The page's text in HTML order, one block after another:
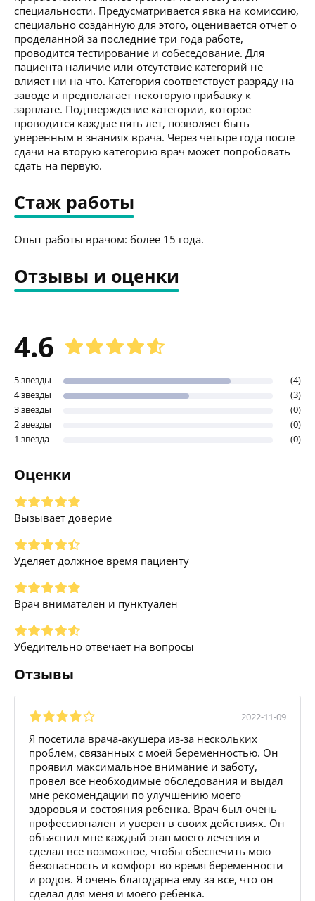
специальности. Предусматривается явка на комиссию,
специально созданную для этого, оценивается отчет о
проделанной за последние три года работе,
проводится тестирование и собеседование. Для
пациента наличие или отсутствие категорий не
влияет ни на что. Категория соответствует разряду на
заводе и предполагает некоторую прибавку к
зарплате. Подтверждение категории, которое
проводится каждые пять лет, позволяет быть
уверенным в знаниях врача. Через четыре года после
сдачи на вторую категорию врач может попробовать
сдать на первую.
Стаж работы
Опыт работы врачом: более 15 года.
Отзывы и оценки
4.6
5 звезды
(4)
4 звезды
(3)
3 звезды
(0)
2 звезды
(0)
1 звезда
(0)
Оценки
Вызывает доверие
Уделяет должное время пациенту
Врач внимателен и пунктуален
Убедительно отвечает на вопросы
Отзывы
2022-11-09
Я посетила врача-акушера из-за нескольких
проблем, связанных с моей беременностью. Он
проявил максимальное внимание и заботу,
провел все необходимые обследования и выдал
мне рекомендации по улучшению моего
здоровья и состояния ребенка. Врач был очень
профессионален и уверен в своих действиях. Он
объяснил мне каждый этап моего лечения и
сделал все возможное, чтобы обеспечить мою
безопасность и комфорт во время беременности
и родов. Я очень благодарна ему за все, что он
сделал для меня и моего ребенка.